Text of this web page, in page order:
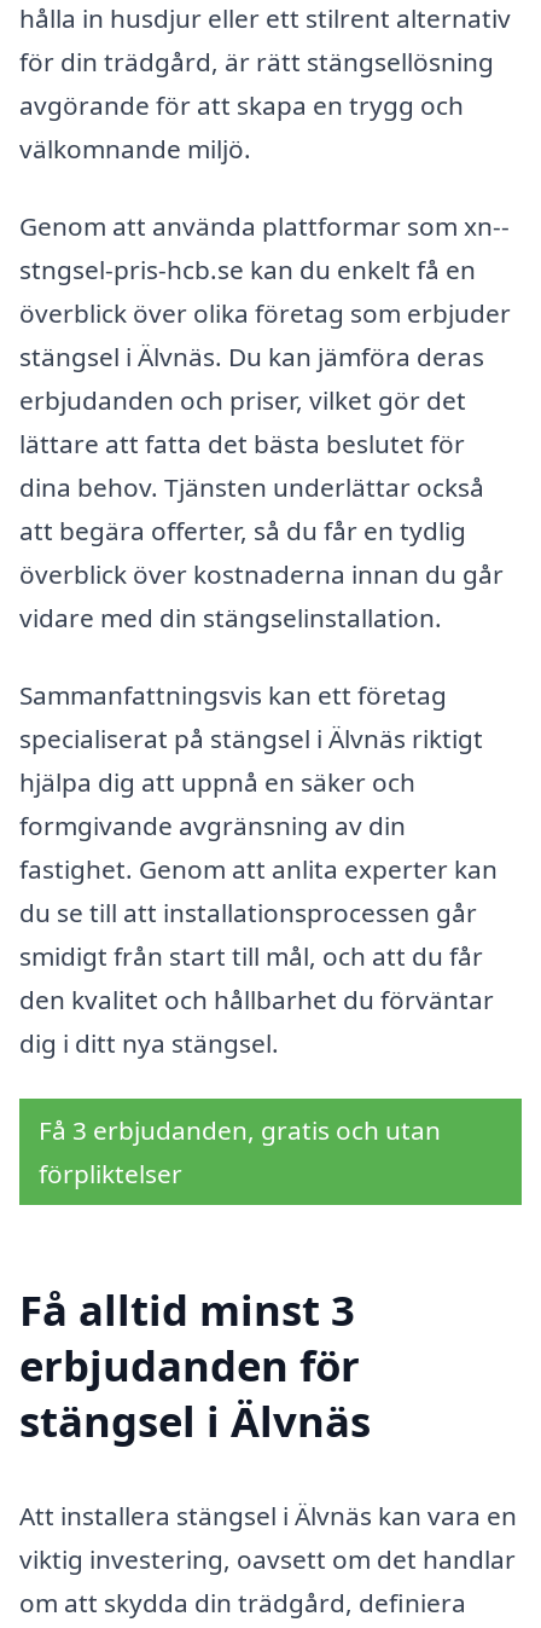
hålla in husdjur eller ett stilrent alternativ
för din trädgård, är rätt stängsellösning
avgörande för att skapa en trygg och
välkomnande miljö.
Genom att använda plattformar som xn--
stngsel-pris-hcb.se kan du enkelt få en
överblick över olika företag som erbjuder
stängsel i Älvnäs. Du kan jämföra deras
erbjudanden och priser, vilket gör det
lättare att fatta det bästa beslutet för
dina behov. Tjänsten underlättar också
att begära offerter, så du får en tydlig
överblick över kostnaderna innan du går
vidare med din stängselinstallation.
Sammanfattningsvis kan ett företag
specialiserat på stängsel i Älvnäs riktigt
hjälpa dig att uppnå en säker och
formgivande avgränsning av din
fastighet. Genom att anlita experter kan
du se till att installationsprocessen går
smidigt från start till mål, och att du får
den kvalitet och hållbarhet du förväntar
dig i ditt nya stängsel.
Få 3 erbjudanden, gratis och utan
förpliktelser
Få alltid minst 3
erbjudanden för
stängsel i Älvnäs
Att installera stängsel i Älvnäs kan vara en
viktig investering, oavsett om det handlar
om att skydda din trädgård, definiera